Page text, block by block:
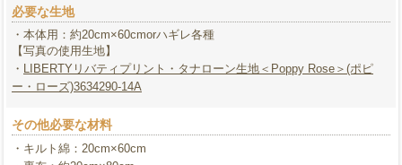
必要な生地
・本体用：約20cm×60cmorハギレ各種
【写真の使用生地】
・ LIBERTYリバティプリント・タナローン生地＜Poppy Rose＞(ポピ
ー・ローズ)3634290-14A
その他必要な材料
・キルト綿：20cm×60cm